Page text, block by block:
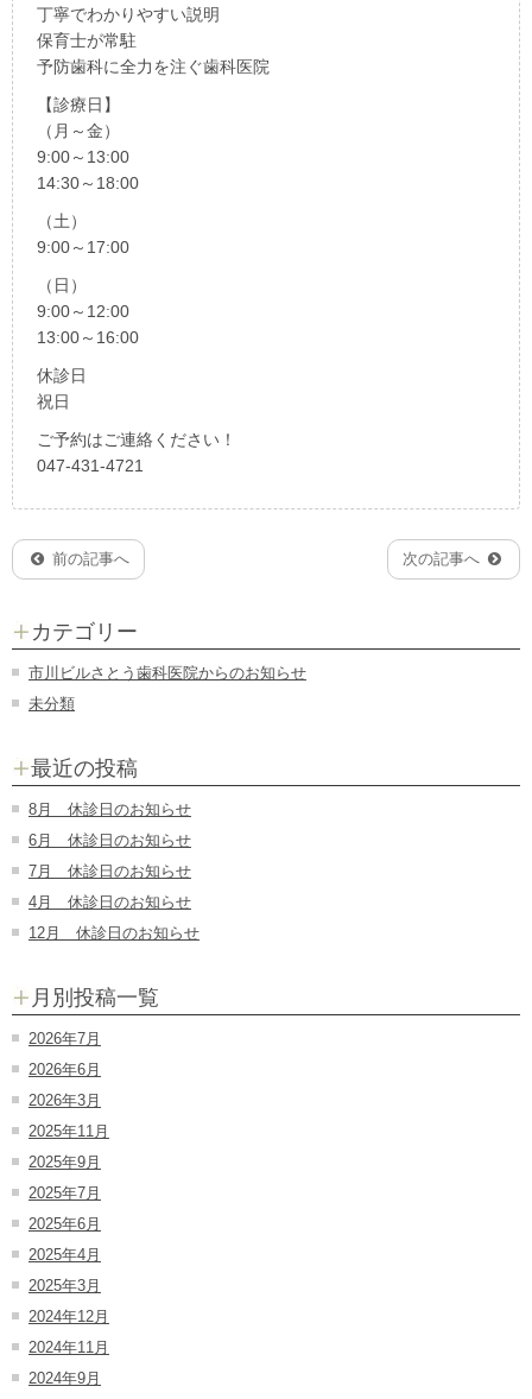
丁寧でわかりやすい説明
保育士が常駐
予防歯科に全力を注ぐ歯科医院
【診療日】
（月～金）
9:00～13:00
14:30～18:00
（土）
9:00～17:00
（日）
9:00～12:00
13:00～16:00
休診日
祝日
ご予約はご連絡ください！
047-431-4721
前の記事へ 次の記事へ
カテゴリー
市川ビルさとう歯科医院からのお知らせ
未分類
最近の投稿
8月 休診日のお知らせ
6月 休診日のお知らせ
7月 休診日のお知らせ
4月 休診日のお知らせ
12月 休診日のお知らせ
月別投稿一覧
2026年7月
2026年6月
2026年3月
2025年11月
2025年9月
2025年7月
2025年6月
2025年4月
2025年3月
2024年12月
2024年11月
2024年9月